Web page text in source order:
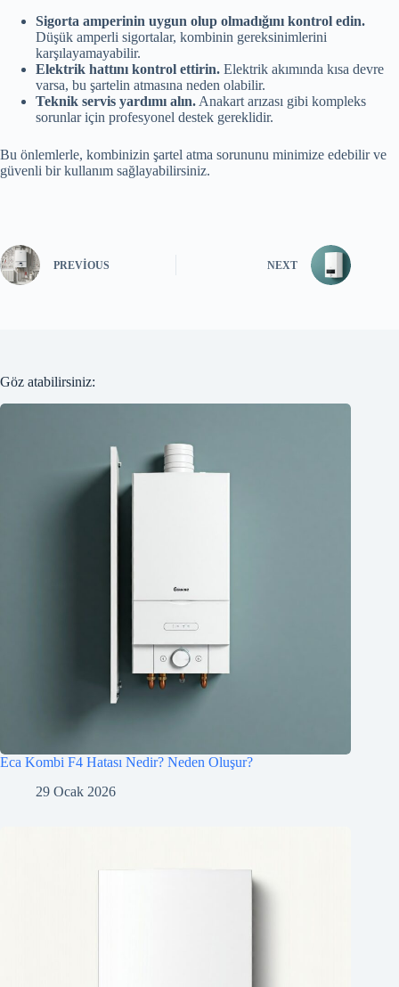
Sigorta amperinin uygun olup olmadığını kontrol edin.
Düşük amperli sigortalar, kombinin gereksinimlerini
karşılayamayabilir.
Elektrik hattını kontrol ettirin. Elektrik akımında kısa devre
varsa, bu şartelin atmasına neden olabilir.
Teknik servis yardımı alın. Anakart arızası gibi kompleks
sorunlar için profesyonel destek gereklidir.
Bu önlemlerle, kombinizin şartel atma sorununu minimize edebilir ve
güvenli bir kullanım sağlayabilirsiniz.
PREVIOUS NEXT
Göz atabilirsiniz:
Eca Kombi F4 Hatası Nedir? Neden Oluşur?
29 Ocak 2026